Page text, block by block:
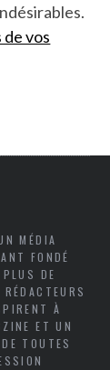
vos
MÉDIA
FONDÉ
DE
À
ET UN
TOUTES